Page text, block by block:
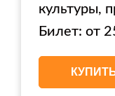
культуры,
Билет: от